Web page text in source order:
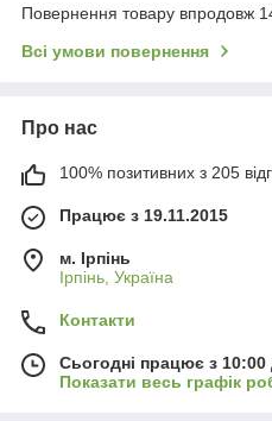
Повернення товару впродовж
Всі умови повернення
Про нас
100% позитивних з 205
Працює з 19.11.2015
м. Ірпінь
Ірпінь, Україна
Контакти
Сьогодні працює з 10:00
Показати весь графік